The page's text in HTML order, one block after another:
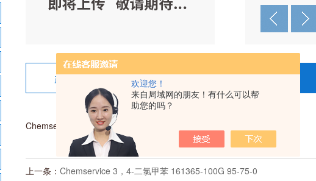
欢迎您！
来自局域网的朋友！有什么可以帮
助您的吗？
产品详情 在线留言
Chemservice 1，2，4-三氯苯 N-10179-1G 120-82-1
上一条： Chemservice 3，4-二氯甲苯 161365-100G 95-75-0